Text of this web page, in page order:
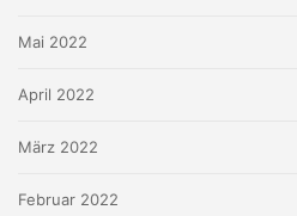
Mai 2022
April 2022
März 2022
Februar 2022